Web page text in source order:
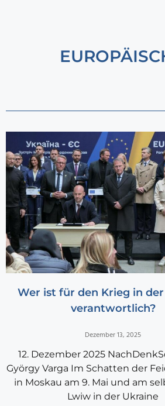
Wer ist für den Krieg in
verantwortlich?
Dezember 13, 2025
12. Dezember 2025
György Varga Im Schatten der
in Moskau am 9. Mai und am
Lwiw in der Ukraine